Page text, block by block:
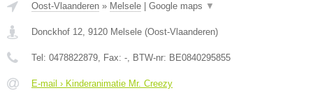
Oost-Vlaanderen » Melsele Google maps ▼
Donckhof 12, 9120 Melsele (Oost-Vlaanderen)
Tel: 0478822879, Fax: -, BTW-nr: BE0840295855
E-mail › Kinderanimatie Mr. Creezy